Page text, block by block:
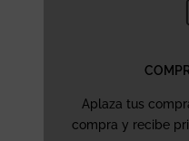
Aplaza tus
compra y recibe